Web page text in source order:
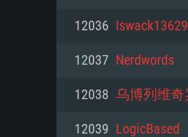
해상도: 720p
네트워크: 브로드
여유 저장 공간:
(Mac), 혹은 이
의 AMD/Nvidia.
네트워크: 브로
여유 저장 공간:
와 동급의 성능
지원하는 AMD
12036 Iswack13629
12037 Nerdwords
12038 乌博列维奇
12039 LogicBased